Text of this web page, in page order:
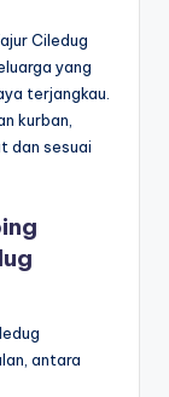
Ciledug
yang
terjangkau.
kurban,
dan sesuai
antara